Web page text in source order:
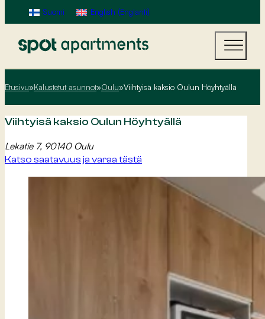
Suomi English (Englanti)
Etusivu»Kalustetut asunnot»Oulu»Viihtyisä kaksio Oulun Höyhtyällä
Viihtyisä kaksio Oulun Höyhtyällä
Lekatie 7, 90140 Oulu
Katso saatavuus ja varaa tästä